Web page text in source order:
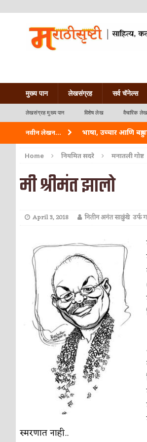
मुख्य पान लेखसंग्रह सर्व चॅनेल्स
लेखसंग्रह मुख्य पान विशेष लेख वैचारिक लेख
नवीन लेखन... भाषा, उच्चार आणि
वारी विठ्ठलाची कविता-
ताम्र – एक अफलातून
जेव्हा मी आडनांव
अशी एक कविता लिहू
शपथ कविता-गझल-
पुस्तके बदलायची आहेत
किती घोषणांचा पाऊस
कसं हुईन तं हू माय…
काळजाचे प्रेत कविता-
चमकदार चांदी अर्थ-
आदिवासींचा डॉक्टर,
डेंग्यू: ताप उतरला
४ जुलै – इतिहासात
Home नियमित सदरे मनातली गोष्ट
मी श्रीमंत झालो
April 3, 2018 नितीन अनंत साळुंखे उर्फ
स्मरणात नाही..